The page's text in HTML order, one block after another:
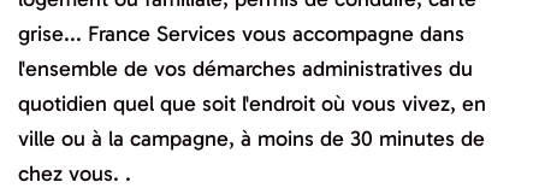
grise... France Services vous accompagne dans
l'ensemble de vos démarches administratives du
quotidien quel que soit l'endroit où vous vivez, en
ville ou à la campagne, à moins de 30 minutes de
chez vous. .